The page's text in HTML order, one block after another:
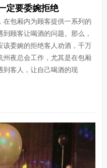
定要委婉拒绝
包厢内为顾客提供一系列的
顾客让喝酒的问题。那么，
委婉的拒绝客人劝酒，千万
夜总会工作，尤其是在包厢
到客人，让自己喝酒的现